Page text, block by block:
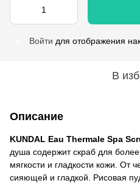
Войти для отображения
В
Описание
KUNDAL Eau Thermale Spa
душа содержит скраб для
мягкости и гладкости кожи. От
сияющей и гладкой. Рисовая